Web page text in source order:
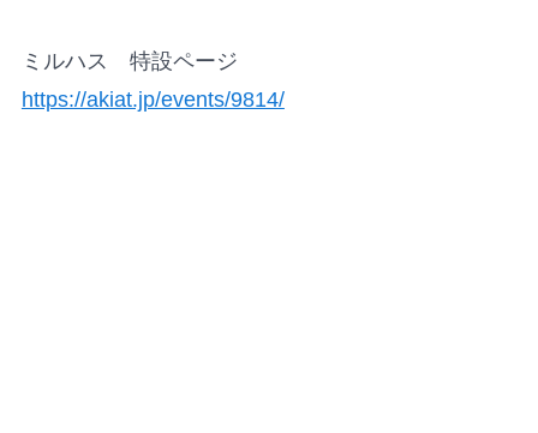
ミルハス 特設ページ
https://akiat.jp/events/9814/